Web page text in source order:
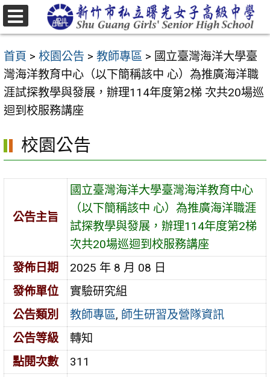
跳
至
要
內
容
區
首頁 > 校園公告 > 教師專區 > 國立臺灣海洋大學臺
灣海洋教育中心（以下簡稱該中 心）為推廣海洋職
涯試探教學與發展，辦理114年度第2梯 次共20場巡
迴到校服務講座
校園公告
公告主旨
國立臺灣海洋大學臺灣海洋教育中心
（以下簡稱該中 心）為推廣海洋職涯
試探教學與發展，辦理114年度第2梯
次共20場巡迴到校服務講座
發佈日期
2025 年 8 月 08 日
發佈單位
實驗研究組
公告類別
教師專區, 師生研習及營隊資訊
公告等級
轉知
點閱次數
311
選
單